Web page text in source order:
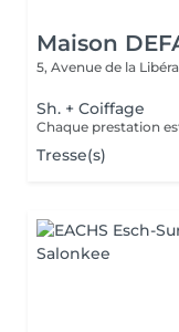
Maison
5, Avenue de la
Sh. + Coiffage
Tresse(s)